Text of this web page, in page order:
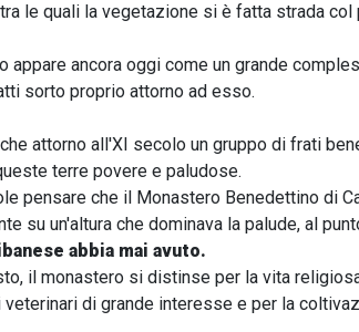
le quali la vegetazione si è fatta strada col
appare ancora oggi come un grande
sorto proprio attorno ad esso.
attorno all'XI secolo un gruppo di frati
terre povere e paludose.
pensare che il Monastero Benedettino di
su un'altura che dominava la palude, al
abbia mai avuto.
il monastero si distinse per la vita
di grande interesse e per la